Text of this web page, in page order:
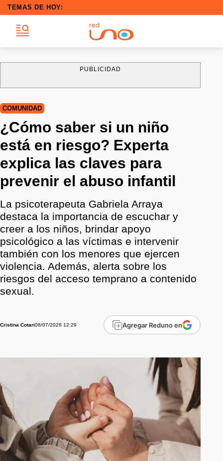
TEMAS DE HOY:
PUBLICIDAD
COMUNIDAD
¿Cómo saber si un niño
está en riesgo? Experta
explica las claves para
prevenir el abuso infantil
La psicoterapeuta Gabriela Arraya
destaca la importancia de escuchar y
creer a los niños, brindar apoyo
psicológico a las víctimas e intervenir
también con los menores que ejercen
violencia. Además, alerta sobre los
riesgos del acceso temprano a contenido
sexual.
Cristina Cotari08/07/2026 12:29 Agregar Reduno en